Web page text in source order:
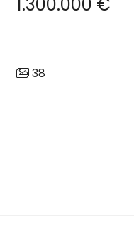
1.300.000 €
38